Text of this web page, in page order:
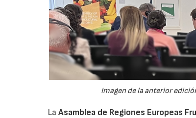
Imagen de la anterior
LaAsamblea de Regiones Europeas